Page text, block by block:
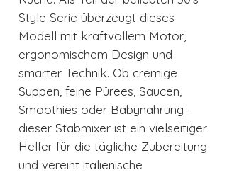
Style Serie überzeugt dieses
Modell mit kraftvollem Motor,
ergonomischem Design und
smarter Technik. Ob cremige
Suppen, feine Pürees, Saucen,
Smoothies oder Babynahrung –
dieser Stabmixer ist ein vielseitiger
Helfer für die tägliche Zubereitung
und vereint italienische